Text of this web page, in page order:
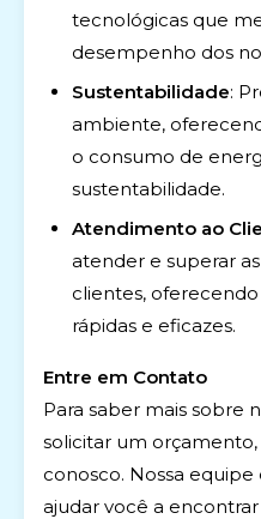
tecnológicas que
desempenho dos
Sustentabilidade:
ambiente,
o consumo de
sustentabilidade.
Atendimento ao
atender e superar
clientes,
rápidas e eficazes.
Entre em Contato
Para saber mais sobre
solicitar um
conosco. Nossa equipe
ajudar você a